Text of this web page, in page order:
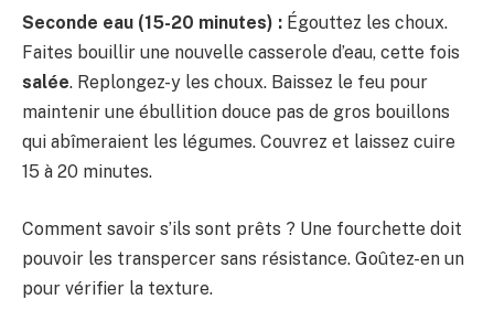
Seconde eau (15-20 minutes) : Égouttez les choux.
Faites bouillir une nouvelle casserole d’eau, cette fois
salée. Replongez-y les choux. Baissez le feu pour
maintenir une ébullition douce pas de gros bouillons
qui abîmeraient les légumes. Couvrez et laissez cuire
15 à 20 minutes.
Comment savoir s’ils sont prêts ? Une fourchette doit
pouvoir les transpercer sans résistance. Goûtez-en un
pour vérifier la texture.